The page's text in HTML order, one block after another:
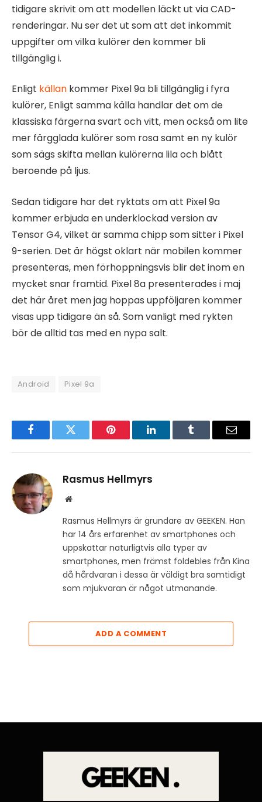
tidigare skrivit om att modellen läckt ut via CAD-
renderingar. Nu ser det ut som att det inkommit
uppgifter om vilka kulörer den kommer bli
tillgänglig i.
Enligt källan kommer Pixel 9a bli tillgänglig i fyra
kulörer, Enligt samma källa handlar det om de
klassiska färgerna svart och vitt, men också om lite
mer färgglada kulörer som rosa samt en ny kulör
som sägs skifta mellan kulörerna lila och blått
beroende på ljus.
Sedan tidigare har det ryktats om att Pixel 9a
kommer erbjuda en underklockad version av
Tensor G4, vilket är samma chipp som sitter i Pixel
9-serien. Det är högst oklart när mobilen kommer
presenteras, men förhoppningsvis blir det inom en
mycket snar framtid. Pixel 8a presenterades i maj
det här året men jag hoppas uppföljaren kommer
visas upp tidigare än så. Som vanligt med rykten
bör de alltid tas med en nypa salt.
Android Pixel 9a
FacebookTwitter Pinterest LinkedInTumblr Email
Rasmus Hellmyrs
Website
Rasmus Hellmyrs är grundare av GEEKEN. Han
har 14 års erfarenhet av smartphones och
uppskattar naturligtvis alla typer av
smartphones, men främst foldebles från Kina
då hårdvaran i dessa är väldigt bra samtidigt
som mjukvaran är något utmanande.
ADD A COMMENT